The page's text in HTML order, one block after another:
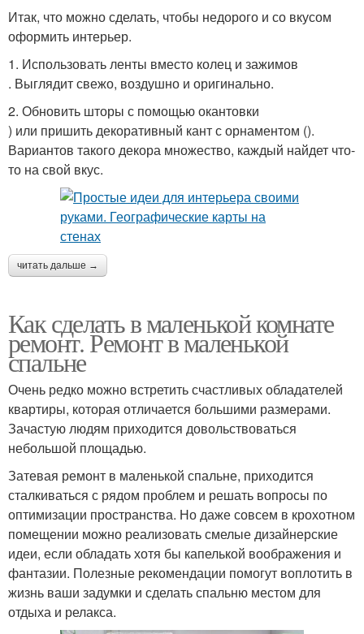
Итак, что можно сделать, чтобы недорого и со вкусом
оформить интерьер.
1. Использовать ленты вместо колец и зажимов
. Выглядит свежо, воздушно и оригинально.
2. Обновить шторы с помощью окантовки
) или пришить декоративный кант с орнаментом ().
Вариантов такого декора множество, каждый найдет что-
то на свой вкус.
читать дальше →
Как сделать в маленькой комнате
ремонт. Ремонт в маленькой
спальне
Очень редко можно встретить счастливых обладателей
квартиры, которая отличается большими размерами.
Зачастую людям приходится довольствоваться
небольшой площадью.
Затевая ремонт в маленькой спальне, приходится
сталкиваться с рядом проблем и решать вопросы по
оптимизации пространства. Но даже совсем в крохотном
помещении можно реализовать смелые дизайнерские
идеи, если обладать хотя бы капелькой воображения и
фантазии. Полезные рекомендации помогут воплотить в
жизнь ваши задумки и сделать спальню местом для
отдыха и релакса.